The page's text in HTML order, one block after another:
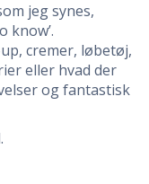
jeg synes,
know’.
cremer, løbetøj,
eller hvad der
og fantastisk